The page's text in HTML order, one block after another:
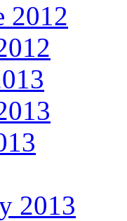
2012
2013